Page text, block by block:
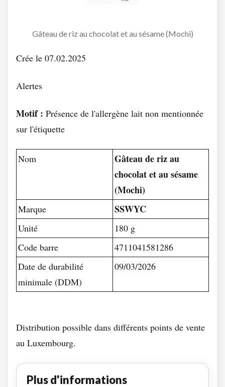
Gâteau de riz au chocolat et au sésame (Mochi)
Crée le 07.02.2025
Alertes
Motif : Présence de l'allergène lait non mentionnée
sur l'étiquette
Nom
Gâteau de riz au
chocolat et au sésame
(Mochi)
Marque SSWYC
Unité
180 g
Code barre
4711041581286
Date de durabilité
minimale (DDM)
09/03/2026
Distribution possible dans différents points de vente
au Luxembourg.
Plus d'informations